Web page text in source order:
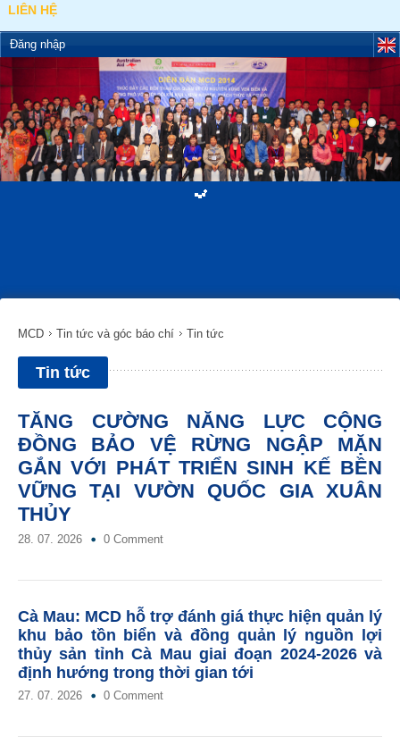
LIÊN HỆ
Đăng nhập
MCD Tin tức và góc báo chí Tin tức
Tin tức
TĂNG CƯỜNG NĂNG LỰC CỘNG
ĐỒNG BẢO VỆ RỪNG NGẬP MẶN
GẮN VỚI PHÁT TRIỂN SINH KẾ BỀN
VỮNG TẠI VƯỜN QUỐC GIA XUÂN
THỦY
28. 07. 2026 0 Comment
Cà Mau: MCD hỗ trợ đánh giá thực hiện quản lý
khu bảo tồn biển và đồng quản lý nguồn lợi
thủy sản tỉnh Cà Mau giai đoạn 2024-2026 và
định hướng trong thời gian tới
27. 07. 2026 0 Comment